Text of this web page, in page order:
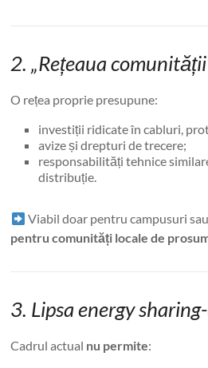
2. „Rețeaua
O rețea proprie presupune:
investiții ridicate în cabluri,
avize și drepturi de trecere;
responsabilități tehnice
distribuție.
Viabil doar pentru campusuri
pentru comunități locale de
3. Lipsa energy
Cadrul actual nu permite: